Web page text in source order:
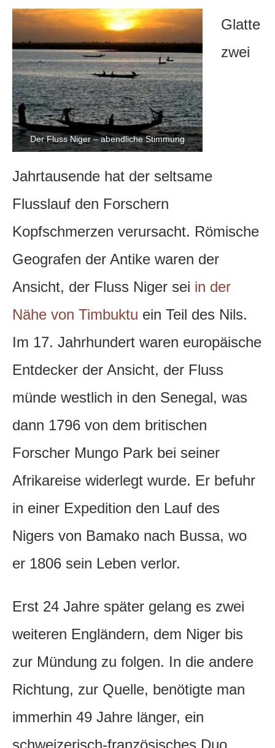
Der Fluss Niger – abendliche Stimmung
Glatte
zwei
Jahrtausende hat der seltsame
Flusslauf den Forschern
Kopfschmerzen verursacht. Römische
Geografen der Antike waren der
Ansicht, der Fluss Niger sei in der
Nähe von Timbuktu ein Teil des Nils.
Im 17. Jahrhundert waren europäische
Entdecker der Ansicht, der Fluss
münde westlich in den Senegal, was
dann 1796 von dem britischen
Forscher Mungo Park bei seiner
Afrikareise widerlegt wurde. Er befuhr
in einer Expedition den Lauf des
Nigers von Bamako nach Bussa, wo
er 1806 sein Leben verlor.
Erst 24 Jahre später gelang es zwei
weiteren Engländern, dem Niger bis
zur Mündung zu folgen. In die andere
Richtung, zur Quelle, benötigte man
immerhin 49 Jahre länger, ein
schweizerisch-französisches Duo